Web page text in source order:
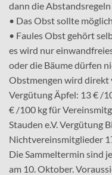
dann die
• Das Obst sollte
• Faules Obst gehört
es wird nur
oder die Bäume dürfen
Obstmengen wird direkt
Vergütung Äpfel: 13 € /
€ /100 kg für
Stauden e.V. Vergütung
Nichtvereinsmitglieder
Die Sammeltermin sind
am 10. Oktober.